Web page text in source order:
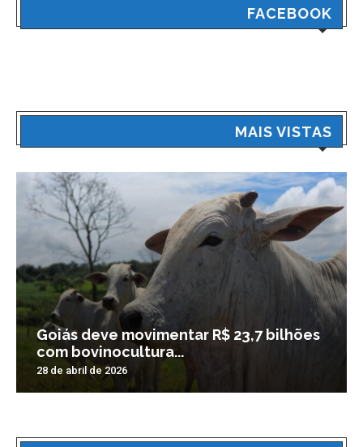
FACEBOOK
MAIS VISTAS
Goiás deve movimentar R$ 23,7 bilhões
com bovinocultura...
28 de abril de 2026